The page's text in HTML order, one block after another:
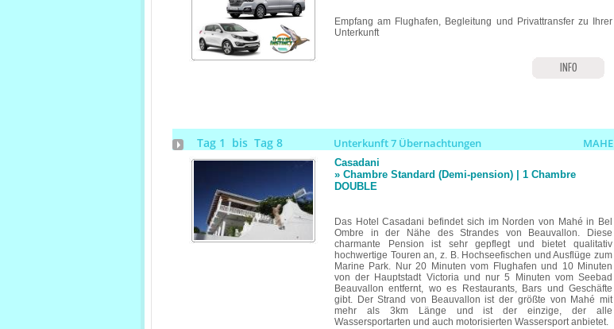
Empfang am Flughafen, Begleitung und Privattransfer zu Ihrer
Unterkunft
INFO
Tag 1 bis Tag 8 Unterkunft 7 Übernachtungen MAHE
Casadani
» Chambre Standard (Demi-pension) | 1 Chambre
DOUBLE
Das Hotel Casadani befindet sich im Norden von Mahé in Bel
Ombre in der Nähe des Strandes von Beauvallon. Diese
charmante Pension ist sehr gepflegt und bietet qualitativ
hochwertige Touren an, z. B. Hochseefischen und Ausflüge zum
Marine Park. Nur 20 Minuten vom Flughafen und 10 Minuten
von der Hauptstadt Victoria und nur 5 Minuten vom Seebad
Beauvallon entfernt, wo es Restaurants, Bars und Geschäfte
gibt. Der Strand von Beauvallon ist der größte von Mahé mit
mehr als 3km Länge und ist der einzige, der alle
Wassersportarten und auch motorisierten Wassersport anbietet.